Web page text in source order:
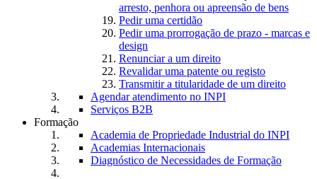
arresto, penhora ou apreensão de bens
Pedir uma certidão
Pedir uma prorrogação de prazo - marcas e
design
Renunciar a um direito
Revalidar uma patente ou registo
Transmitir a titularidade de um direito
Agendar atendimento no INPI
Serviços B2B
Formação
Academia de Propriedade Industrial do INPI
Academias Internacionais
Diagnóstico de Necessidades de Formação